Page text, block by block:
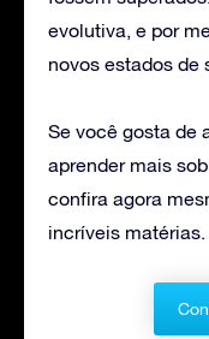
evolutiva, e por
novos estados de
Se você gosta de
aprender mais
confira agora
incríveis matérias.